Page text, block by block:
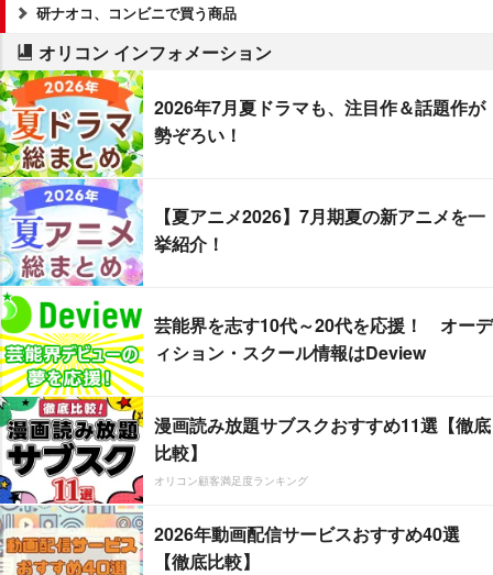
研ナオコ、コンビニで買う商品
オリコン インフォメーション
2026年7月夏ドラマも、注目作＆話題作が
勢ぞろい！
【夏アニメ2026】7月期夏の新アニメを一
挙紹介！
芸能界を志す10代～20代を応援！ オーデ
ィション・スクール情報はDeview
漫画読み放題サブスクおすすめ11選【徹底
比較】
オリコン顧客満足度ランキング
2026年動画配信サービスおすすめ40選
【徹底比較】